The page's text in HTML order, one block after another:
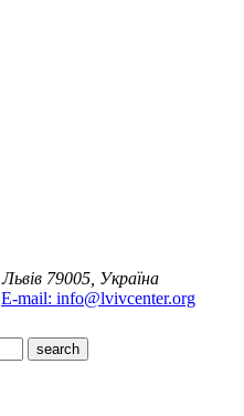
Львів 79005, Україна
E-mail: info@lvivcenter.org
search